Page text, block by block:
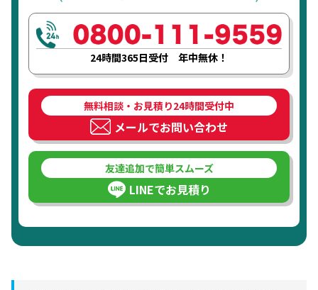
24時間365日受付 年中無休！
無料相談・お見積り24時間受付中
メールでお問い合わせ
友達追加で簡単スムーズ
LINEでお見積り